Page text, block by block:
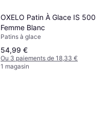
OXELO Patin À Glace IS 500
Femme Blanc
Patins à glace
54,99 €
Ou 3 paiements de 18,33 €
1 magasin